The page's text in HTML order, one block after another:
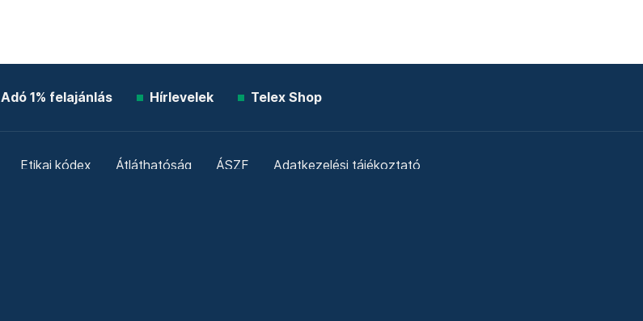
Adó 1% felajánlás Hírlevelek Telex Shop
Etikai kódex Átláthatóság ÁSZF Adatkezelési tájékoztató